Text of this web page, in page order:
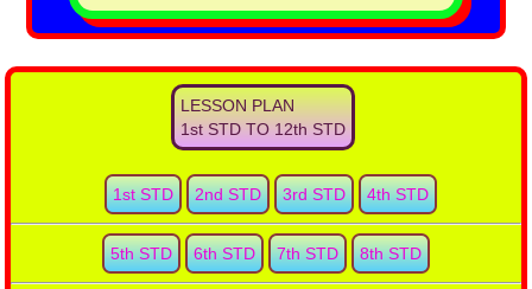
LESSON PLAN
1st STD TO 12th STD
1st STD 2nd STD 3rd STD 4th STD
5th STD 6th STD 7th STD 8th STD